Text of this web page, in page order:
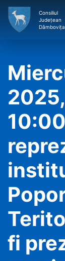
Consiliul
Județean
Dâmbovița
fi